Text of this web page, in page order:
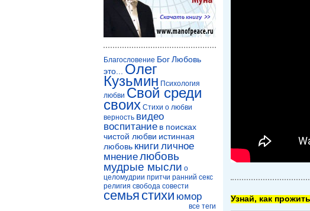
Узнай, как
Благословение БогЛюбовь
это...
Олег
Кузьмин Психология
любви Свой среди
своих Стихи о любви
верность видео
воспитание в поисках
чистой любви истинная
любовь книги личное
мнениелюбовь
мудрые мысли о
целомудрии притчи ранний секс
религия свобода совести
семья стихи юмор
все теги